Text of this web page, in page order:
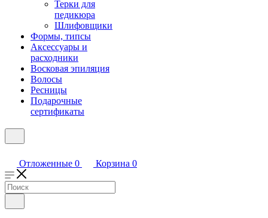
Терки для
педикюра
Шлифовщики
Формы, типсы
Аксессуары и
расходники
Восковая эпиляция
Волосы
Ресницы
Подарочные
сертификаты
Отложенные 0 Корзина 0